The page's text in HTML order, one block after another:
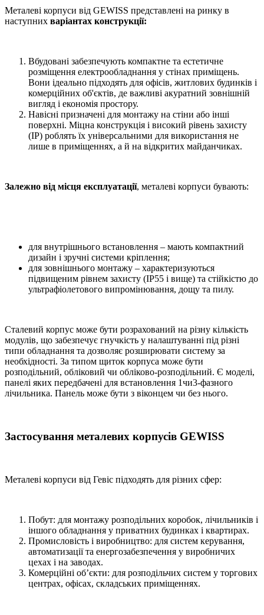
Металеві корпуси від GEWISS представлені на ринку в
наступних варіантах конструкції:
Вбудовані забезпечують компактне та естетичне
розміщення електрообладнання у стінах приміщень.
Вони ідеально підходять для офісів, житлових будинків і
комерційних об'єктів, де важливі акуратний зовнішній
вигляд і економія простору.
Навісні призначені для монтажу на стіни або інші
поверхні. Міцна конструкція і високий рівень захисту
(IP) роблять їх універсальними для використання не
лише в приміщеннях, а й на відкритих майданчиках.
Залежно від місця експлуатації, металеві корпуси бувають:
для внутрішнього встановлення – мають компактний
дизайн і зручні системи кріплення;
для зовнішнього монтажу – характеризуються
підвищеним рівнем захисту (IP55 і вище) та стійкістю до
ультрафіолетового випромінювання, дощу та пилу.
Сталевий корпус може бути розрахований на різну кількість
модулів, що забезпечує гнучкість у налаштуванні під різні
типи обладнання та дозволяє розширювати систему за
необхідності. За типом щиток корпуса може бути
розподільний, обліковий чи обліково-розподільний. Є моделі,
панелі яких передбачені для встановлення 1чи3-фазного
лічильника. Панель може бути з віконцем чи без нього.
Застосування металевих корпусів GEWISS
Металеві корпуси від Гевіс підходять для різних сфер:
Побут: для монтажу розподільних коробок, лічильників і
іншого обладнання у приватних будинках і квартирах.
Промисловість і виробництво: для систем керування,
автоматизації та енергозабезпечення у виробничих
цехах і на заводах.
Комерційні об’єкти: для розподільчих систем у торгових
центрах, офісах, складських приміщеннях.